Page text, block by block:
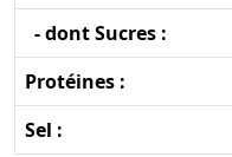
- dont Sucres :
Protéines :
Sel :